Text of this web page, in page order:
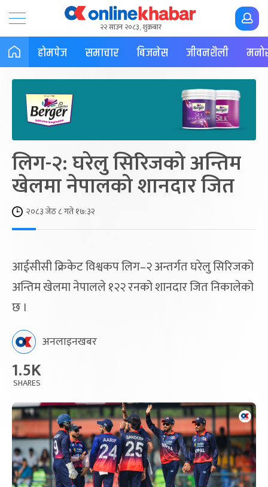
२२ साउन २०८३, शुक्रबार
होमपेज समाचार बिजनेस जीवनशैली
लिग-२: घरेलु सिरिजको अन्तिम
खेलमा नेपालको शानदार जित
२०८३ जेठ ८ गते १७:३२
आईसीसी क्रिकेट विश्वकप लिग–२ अन्तर्गत घरेलु सिरिजको
अन्तिम खेलमा नेपालले १२२ रनको शानदार जित निकालेको
छ ।
अनलाइनखबर
1.5K
SHARES